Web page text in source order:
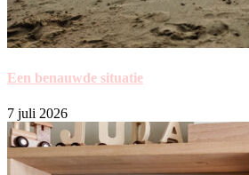
Een benauwde situatie
7 juli 2026